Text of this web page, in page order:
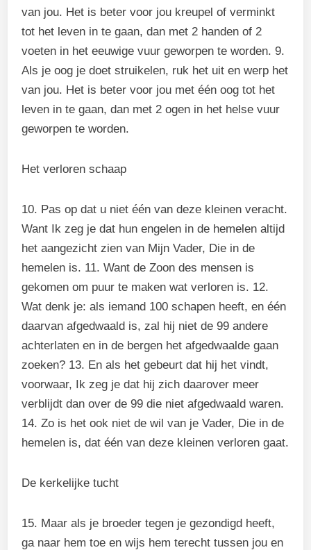
van jou. Het is beter voor jou kreupel of verminkt
tot het leven in te gaan, dan met 2 handen of 2
voeten in het eeuwige vuur geworpen te worden. 9.
Als je oog je doet struikelen, ruk het uit en werp het
van jou. Het is beter voor jou met één oog tot het
leven in te gaan, dan met 2 ogen in het helse vuur
geworpen te worden.
Het verloren schaap
10. Pas op dat u niet één van deze kleinen veracht.
Want Ik zeg je dat hun engelen in de hemelen altijd
het aangezicht zien van Mijn Vader, Die in de
hemelen is. 11. Want de Zoon des mensen is
gekomen om puur te maken wat verloren is. 12.
Wat denk je: als iemand 100 schapen heeft, en één
daarvan afgedwaald is, zal hij niet de 99 andere
achterlaten en in de bergen het afgedwaalde gaan
zoeken? 13. En als het gebeurt dat hij het vindt,
voorwaar, Ik zeg je dat hij zich daarover meer
verblijdt dan over de 99 die niet afgedwaald waren.
14. Zo is het ook niet de wil van je Vader, Die in de
hemelen is, dat één van deze kleinen verloren gaat.
De kerkelijke tucht
15. Maar als je broeder tegen je gezondigd heeft,
ga naar hem toe en wijs hem terecht tussen jou en